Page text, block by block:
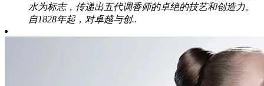
水为标志，传递出五代调香师的卓绝的技艺和创造力。
自1828年起，对卓越与创..